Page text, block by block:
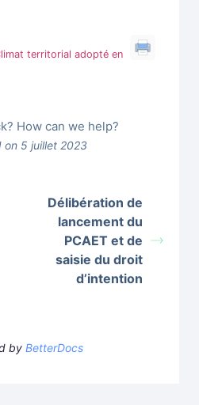
territorial adopté en
How can we help?
on 5 juillet 2023
Délibération de
lancement du
PCAET et de
saisie du droit
d’intention
by BetterDocs